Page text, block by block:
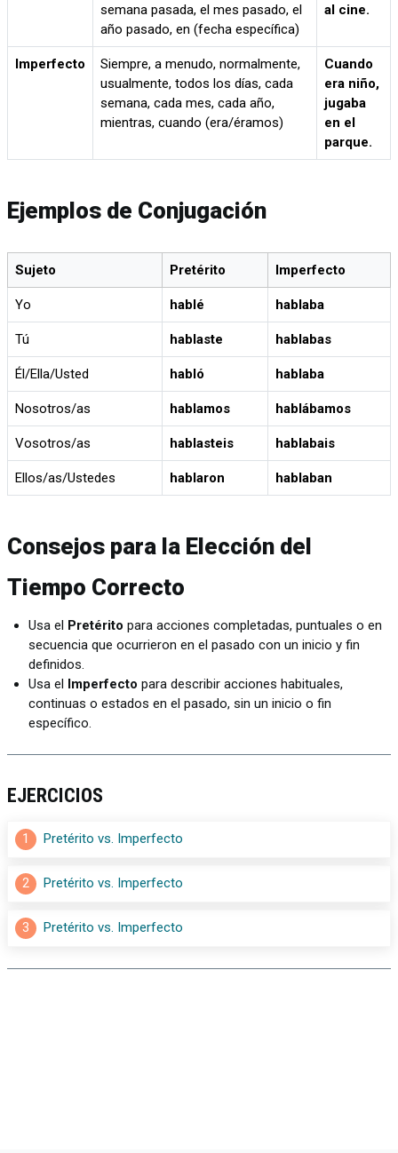
semana pasada, el mes pasado, el
año pasado, en (fecha específica)
al cine.
Imperfecto
Siempre, a menudo, normalmente,
usualmente, todos los días, cada
semana, cada mes, cada año,
mientras, cuando (era/éramos)
Cuando
era niño,
jugaba
en el
parque.
Ejemplos de Conjugación
Sujeto Pretérito Imperfecto
Yo hablé hablaba
Tú hablaste hablabas
Él/Ella/Usted habló hablaba
Nosotros/as hablamos hablábamos
Vosotros/as hablasteis hablabais
Ellos/as/Ustedes hablaron hablaban
Consejos para la Elección del
Tiempo Correcto
Usa el Pretérito para acciones completadas, puntuales o en
secuencia que ocurrieron en el pasado con un inicio y fin
definidos.
Usa el Imperfecto para describir acciones habituales,
continuas o estados en el pasado, sin un inicio o fin
específico.
EJERCICIOS
1 Pretérito vs. Imperfecto
2 Pretérito vs. Imperfecto
3 Pretérito vs. Imperfecto